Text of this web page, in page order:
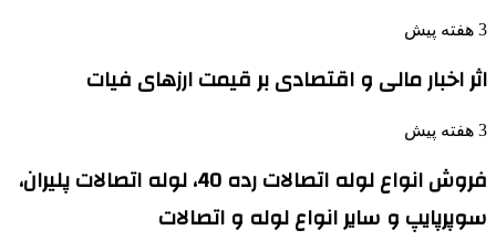
3 هفته پیش
اثر اخبار مالی و اقتصادی بر قیمت ارزهای فیات
3 هفته پیش
فروش انواع لوله اتصالات رده 40، لوله اتصالات پلیران،
سوپرپایپ و سایر انواع لوله و اتصالات